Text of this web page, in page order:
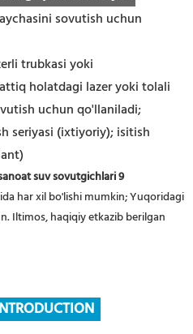
sovutish uchun
trubkasi yoki
holatdagi lazer yoki tolali
uchun qo'llaniladi;
seriyasi (ixtiyoriy); isitish
har xil bo'lishi mumkin; Yuqoridagi
Iltimos, haqiqiy etkazib berilgan